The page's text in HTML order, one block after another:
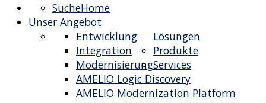
Home
Suche
Unser Angebot
Lösungen
Entwicklung
Integration
Modernisierung
Produkte
AMELIO Logic Discovery
AMELIO Modernization Platform
Services